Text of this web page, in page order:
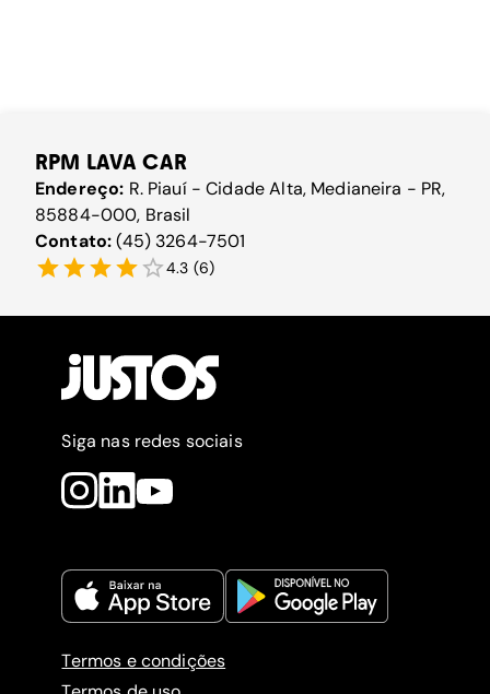
RPM LAVA CAR
Endereço: R. Piauí - Cidade Alta, Medianeira - PR,
85884-000, Brasil
Contato:(45) 3264-7501
4.3 (6)
Siga nas redes sociais
Termos e condições